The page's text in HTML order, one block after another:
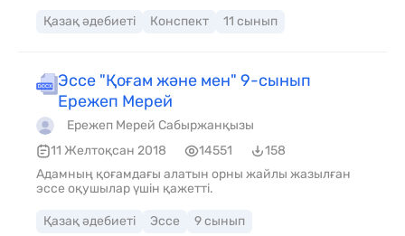
Қазақ әдебиеті Конспект 11 сынып
Эссе "Қоғам және мен" 9-сынып
Ережеп Мерей
Ережеп Мерей Сабыржанқызы
11 Желтоқсан 2018
14551
158
Адамның қоғамдағы алатын орны жайлы жазылған
эссе оқушылар үшін қажетті.
Қазақ әдебиеті Эссе 9 сынып